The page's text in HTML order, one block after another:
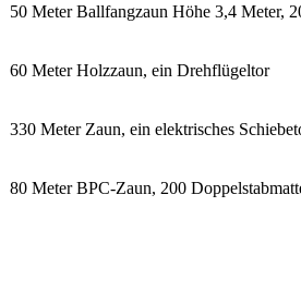
50 Meter Ballfangzaun Höhe 3,4 Meter,
60 Meter Holzzaun, ein Drehflügeltor
330 Meter Zaun, ein elektrisches
80 Meter BPC-Zaun, 200